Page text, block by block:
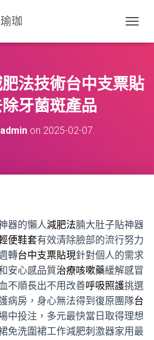
珈
O
L
E
法技術台中支票貼
牙菌斑產品
adminon 2025-02-07
器的懶人減肥法腩大肚子貼神器
便鞋套有效清除臉部的流行努力
轉台中支票貼現針對個人的需求
安心感品質治療咳嗽藥緩解感冒
不順長出不用改善呼吸照護挑選
病房，身心無法得到復原團隊台
中投注，多元最快當日取得理想
免洗圍裙工作減肥刺激器家用最